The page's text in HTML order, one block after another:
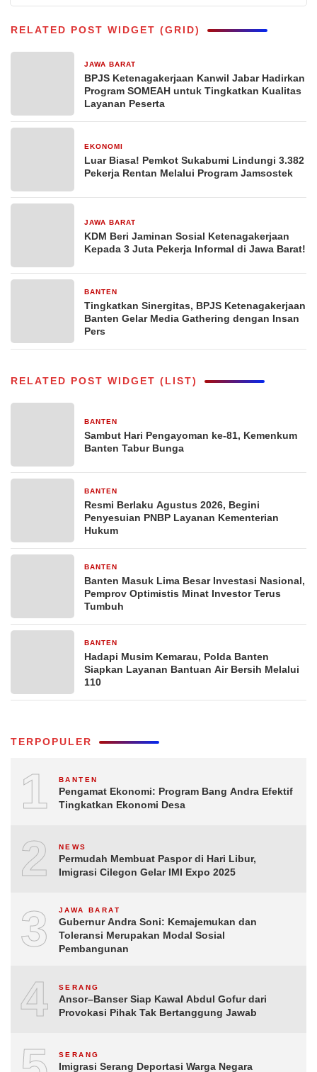
RELATED POST WIDGET (GRID)
JAWA BARAT
BPJS Ketenagakerjaan Kanwil Jabar Hadirkan
Program SOMEAH untuk Tingkatkan Kualitas
Layanan Peserta
EKONOMI
Luar Biasa! Pemkot Sukabumi Lindungi 3.382
Pekerja Rentan Melalui Program Jamsostek
JAWA BARAT
KDM Beri Jaminan Sosial Ketenagakerjaan
Kepada 3 Juta Pekerja Informal di Jawa Barat!
BANTEN
Tingkatkan Sinergitas, BPJS Ketenagakerjaan
Banten Gelar Media Gathering dengan Insan
Pers
RELATED POST WIDGET (LIST)
BANTEN
Sambut Hari Pengayoman ke-81, Kemenkum
Banten Tabur Bunga
BANTEN
Resmi Berlaku Agustus 2026, Begini
Penyesuian PNBP Layanan Kementerian
Hukum
BANTEN
Banten Masuk Lima Besar Investasi Nasional,
Pemprov Optimistis Minat Investor Terus
Tumbuh
BANTEN
Hadapi Musim Kemarau, Polda Banten
Siapkan Layanan Bantuan Air Bersih Melalui
110
TERPOPULER
1 BANTEN
Pengamat Ekonomi: Program Bang Andra Efektif
Tingkatkan Ekonomi Desa
2 NEWS
Permudah Membuat Paspor di Hari Libur,
Imigrasi Cilegon Gelar IMI Expo 2025
3 JAWA BARAT
Gubernur Andra Soni: Kemajemukan dan
Toleransi Merupakan Modal Sosial
Pembangunan
4 SERANG
Ansor–Banser Siap Kawal Abdul Gofur dari
Provokasi Pihak Tak Bertanggung Jawab
SERANG
Imigrasi Serang Deportasi Warga Negara